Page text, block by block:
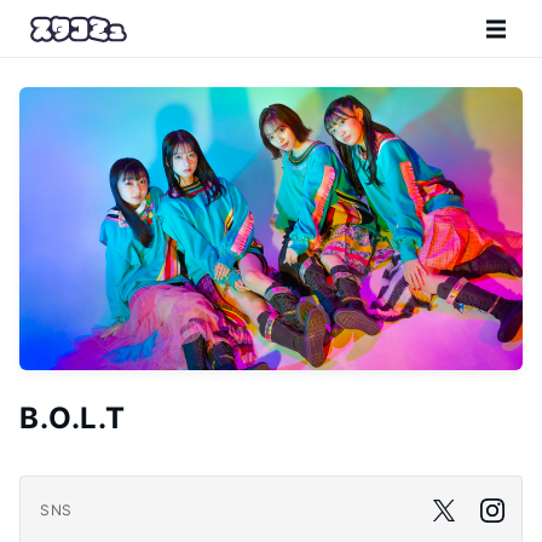
B.O.L.T
SNS